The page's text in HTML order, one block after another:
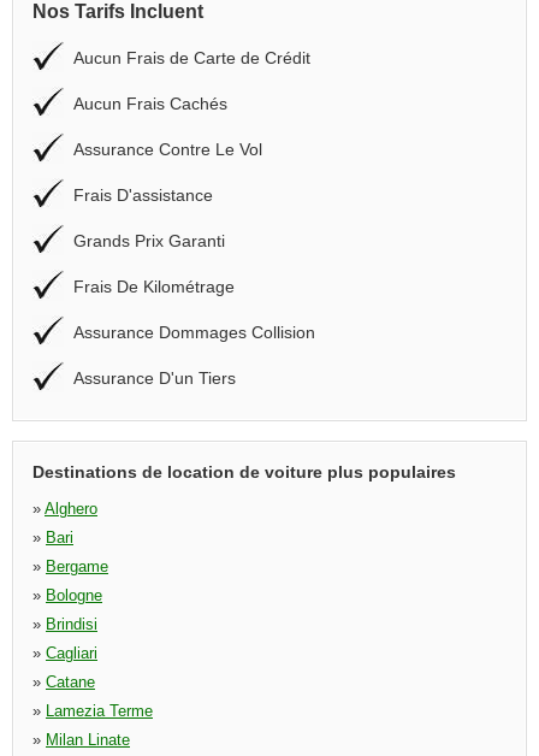
Nos Tarifs Incluent
Aucun Frais de Carte de Crédit
Aucun Frais Cachés
Assurance Contre Le Vol
Frais D'assistance
Grands Prix Garanti
Frais De Kilométrage
Assurance Dommages Collision
Assurance D'un Tiers
Destinations de location de voiture plus populaires
» Alghero
» Bari
» Bergame
» Bologne
» Brindisi
» Cagliari
» Catane
» Lamezia Terme
» Milan Linate